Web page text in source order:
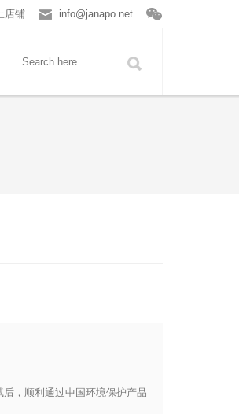
店铺 info@janapo.net
，顺利通过中国环境保护产品